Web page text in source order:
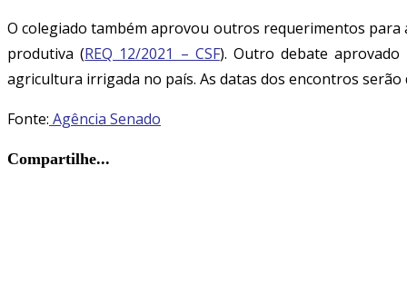
O colegiado também aprovou outros requerimentos para
produtiva (REQ 12/2021 – CSF). Outro debate aprovado
agricultura irrigada no país. As datas dos encontros serão
Fonte: Agência Senado
Compartilhe...